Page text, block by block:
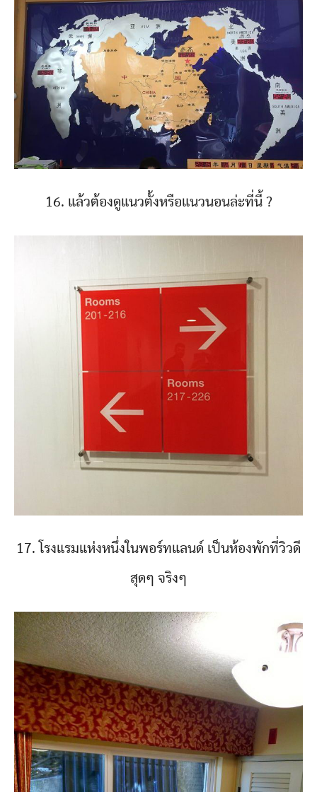
16. แล้วต้องดูแนวตั้งหรือแนวนอนล่ะที่นี้ ?
17. โรงแรมแห่งหนึ่งในพอร์ทแลนด์ เป็นห้องพักที่วิวดี
สุดๆ จริงๆ